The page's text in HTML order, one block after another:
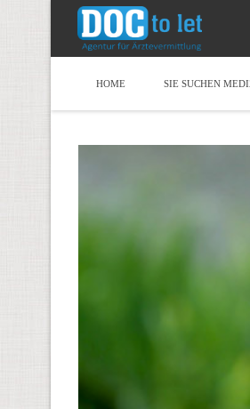
HOME SIE SUCHEN